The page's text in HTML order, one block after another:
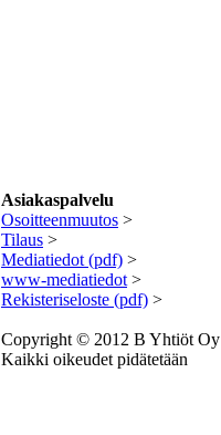
Asiakaspalvelu
Osoitteenmuutos >
Tilaus >
Mediatiedot (pdf) >
www-mediatiedot >
Rekisteriseloste (pdf) >
Copyright © 2012 B Yhtiöt Oy
Kaikki oikeudet pidätetään